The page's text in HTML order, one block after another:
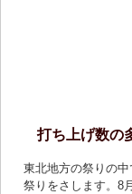
打ち上げ数の
東北地方の祭りの
祭りをさします。8